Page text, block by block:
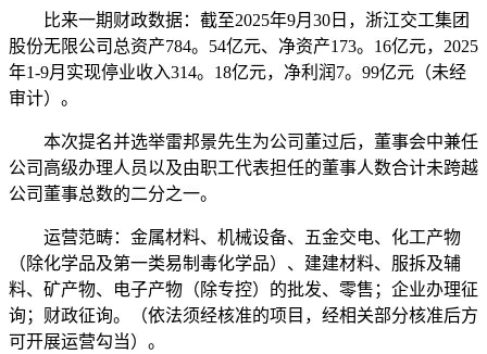
比来一期财政数据：截至2025年9月30日，浙江交工集团
股份无限公司总资产784。54亿元、净资产173。16亿元，2025
年1-9月实现停业收入314。18亿元，净利润7。99亿元（未经
审计）。
本次提名并选举雷邦景先生为公司董过后，董事会中兼任
公司高级办理人员以及由职工代表担任的董事人数合计未跨越
公司董事总数的二分之一。
运营范畴：金属材料、机械设备、五金交电、化工产物
（除化学品及第一类易制毒化学品）、建建材料、服拆及辅
料、矿产物、电子产物（除专控）的批发、零售；企业办理征
询；财政征询。（依法须经核准的项目，经相关部分核准后方
可开展运营勾当）。